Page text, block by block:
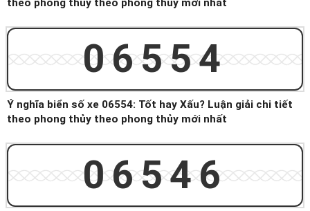
theo phong thủy theo phong thủy mới nhất
06554
Ý nghĩa biển số xe 06554: Tốt hay Xấu? Luận giải chi tiết
theo phong thủy theo phong thủy mới nhất
06546